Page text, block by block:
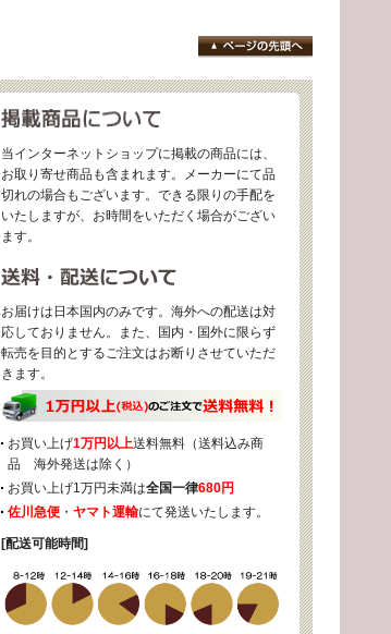
当インターネットショップに掲載の商品には、
お取り寄せ商品も含まれます。メーカーにて品
切れの場合もございます。できる限りの手配を
いたしますが、お時間をいただく場合がござい
ます。
お届けは日本国内のみです。海外への配送は対
応しておりません。また、国内・国外に限らず
転売を目的とするご注文はお断りさせていただ
きます。
お買い上げ1万円以上送料無料（送料込み商
品 海外発送は除く）
お買い上げ1万円未満は全国一律680円
佐川急便 ・ ヤマト運輸にて発送いたします。
[配送可能時間]